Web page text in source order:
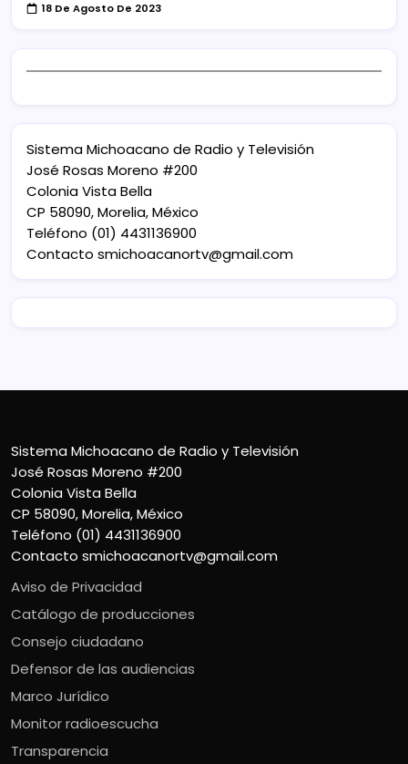
18 De Agosto De 2023
Sistema Michoacano de Radio y Televisión
José Rosas Moreno #200
Colonia Vista Bella
CP 58090, Morelia, México
Teléfono (01) 4431136900
Contacto smichoacanortv@gmail.com
Sistema Michoacano de Radio y Televisión
José Rosas Moreno #200
Colonia Vista Bella
CP 58090, Morelia, México
Teléfono (01) 4431136900
Contacto smichoacanortv@gmail.com
Aviso de Privacidad
Catálogo de producciones
Consejo ciudadano
Defensor de las audiencias
Marco Jurídico
Monitor radioescucha
Transparencia